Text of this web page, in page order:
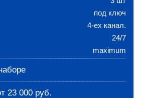
под ключ
4-ех канал.
24/7
maximum
23 000 руб.